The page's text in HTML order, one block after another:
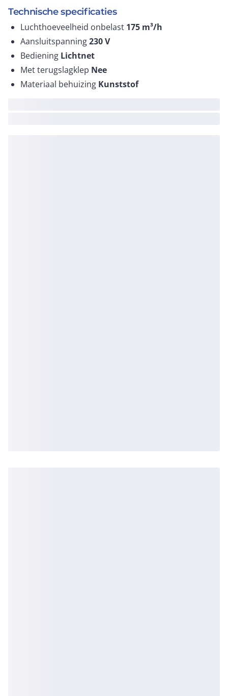
Technische specificaties
Luchthoeveelheid onbelast 175 m³/h
Aansluitspanning230V
Bediening Lichtnet
Met terugslagklep Nee
Materiaal behuizing Kunststof